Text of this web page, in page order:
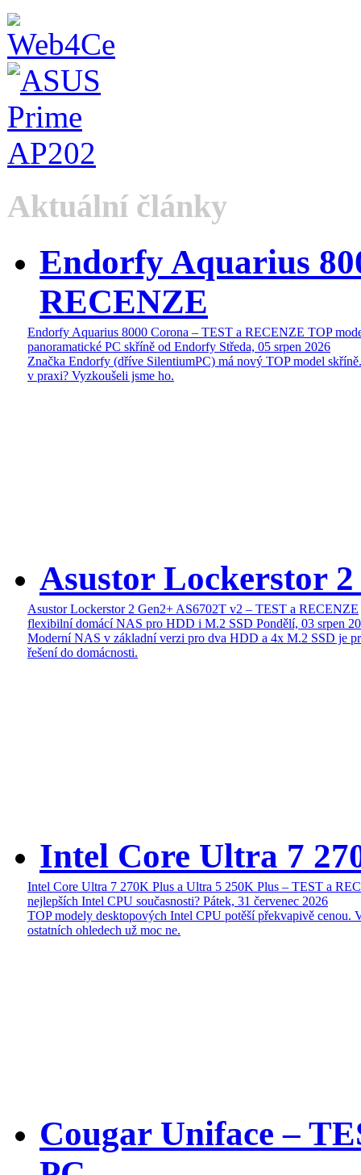
Aktuální články
Endorfy Aquarius
RECENZE
Endorfy Aquarius 8000 Corona – TEST a RECENZE TOP
panoramatické PC skříně od Endorfy Středa, 05 srpen 2026
Značka Endorfy (dříve SilentiumPC) má nový TOP model
v praxi? Vyzkoušeli jsme ho.
Asustor Lockerstor
Asustor Lockerstor 2 Gen2+ AS6702T v2 – TEST a RECENZE
flexibilní domácí NAS pro HDD i M.2 SSD Pondělí, 03 srpen
Moderní NAS v základní verzi pro dva HDD a 4x M.2 SSD je
řešení do domácnosti.
Intel Core Ultra 7
Intel Core Ultra 7 270K Plus a Ultra 5 250K Plus – TEST a
nejlepších Intel CPU současnosti? Pátek, 31 červenec 2026
TOP modely desktopových Intel CPU potěší překvapivě cenou.
ostatních ohledech už moc ne.
Cougar Uniface –